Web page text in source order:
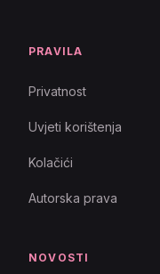
PRAVILA
Privatnost
Uvjeti korištenja
Kolačići
Autorska prava
NOVOSTI